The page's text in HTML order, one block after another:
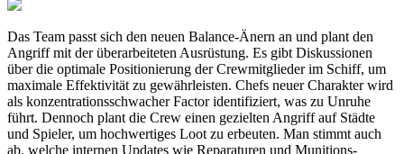
Das Team passt sich den neuen Balance-Änern an und plant den
Angriff mit der überarbeiteten Ausrüstung. Es gibt Diskussionen
über die optimale Positionierung der Crewmitglieder im Schiff, um
maximale Effektivität zu gewährleisten. Chefs neuer Charakter wird
als konzentrationsschwacher Factor identifiziert, was zu Unruhe
führt. Dennoch plant die Crew einen gezielten Angriff auf Städte
und Spieler, um hochwertiges Loot zu erbeuten. Man stimmt auch
ab, welche internen Updates wie Reparaturen und Munitions-